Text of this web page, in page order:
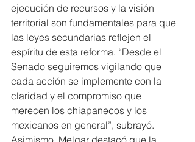
ejecución de recursos y la visión
territorial son fundamentales para que
las leyes secundarias reflejen el
espíritu de esta reforma. “Desde el
Senado seguiremos vigilando que
cada acción se implemente con la
claridad y el compromiso que
merecen los chiapanecos y los
mexicanos en general”, subrayó.
Asimismo, Melgar destacó que la